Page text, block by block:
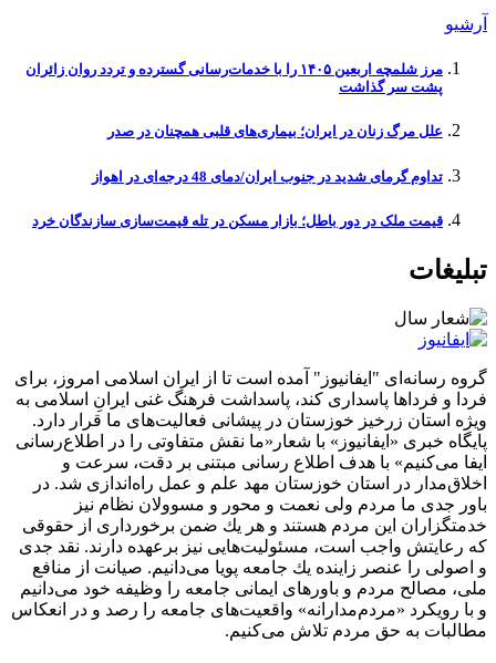
آرشیو
مرز شلمچه اربعین ۱۴۰۵ را با خدمات‌رسانی گسترده و تردد روان زائران
پشت سر گذاشت
علل مرگ زنان در ایران؛ بیماری‌های قلبی همچنان در صدر
تداوم گرمای شدید در جنوب ایران/دمای 48 درجه‌ای در اهواز
قیمت ملک در دور باطل؛ بازار مسکن در تله قیمت‌سازی سازندگان خرد
تبلیغات
گروه رسانه‌ای "ایفانیوز" آمده است تا از ایران اسلامی امروز، برای
فردا و فرداها پاسداری کند، پاسداشت فرهنگ غنی ایرانِ اسلامی به
ویژه استان زرخیز خوزستان در پیشانی فعالیت‌های ما قرار دارد.
پایگاه خبری «ایفانیوز» با شعار«ما نقش متفاوتی را در اطلاع‌رسانی
ایفا می‌کنیم» با هدف اطلاع رسانی مبتنی بر دقت، سرعت و
اخلاق‌مدار در استان خوزستان مهد علم و عمل راه‌اندازی شد. در
باور جدی ما مردم ولی نعمت و محور و مسوولان نظام نیز
خدمتگزاران این مردم هستند و هر یك ضمن برخورداری از حقوقی
كه رعایتش واجب است، مسئولیت‌هایی نیز برعهده دارند. نقد جدی
و اصولی را عنصر زاینده یك جامعه پویا می‌دانیم. صیانت از منافع
ملی، مصالح مردم و باورهای ایمانی جامعه را وظیفه خود می‌دانیم
و با رویكرد «مردم‌مدارانه‌» واقعیت‌های جامعه را رصد و در انعکاس
مطالبات به حق مردم تلاش می‌كنیم.